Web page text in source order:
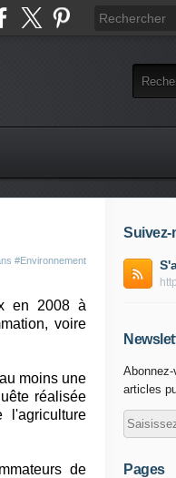
#Environnement
en 2008 à
voire
moins une
réalisée
l'agriculture
de
Suivez-
articles
Pages